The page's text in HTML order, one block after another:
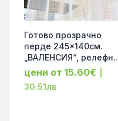
Готово прозрачно
перде 245x140см.
„ВАЛЕНСИЯ“, релефни
квадрати цвят таупе с
ленен ефект за релса
и корниз код-
цени от 15.60€
30.51лв